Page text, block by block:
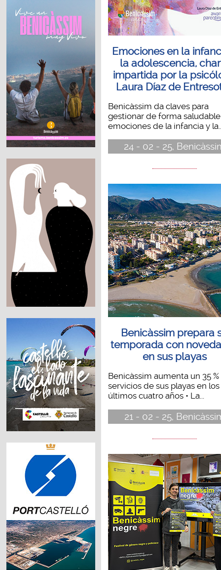
Emociones en la
la adolescencia,
impartida por la
Laura Díaz de
Benicàssim da claves para
gestionar de forma
emociones de la infancia y
24 - 02 - 25,
Benicàssim prepara
temporada con
en sus playas
Benicàssim aumenta un 35 %
servicios de sus playas en los
últimos cuatro años • La...
21 - 02 - 25,